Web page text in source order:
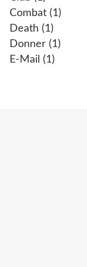
Combat (1)
Death (1)
Donner (1)
E-Mail (1)